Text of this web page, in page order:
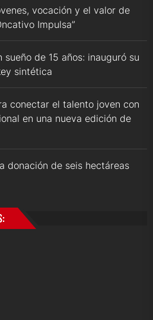
vocación y el valor de
Impulsa”
de 15 años: inauguró su
sintética
conectar el talento joven con
en una nueva edición de
donación de seis hectáreas